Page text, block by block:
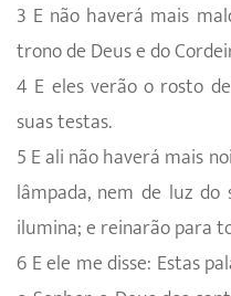
3 E não haverá mais
trono de Deus e do
4 E eles verão o rosto
suas testas.
5 E ali não haverá mais
lâmpada, nem de luz
ilumina; e reinarão para
6 E ele me disse: Estas